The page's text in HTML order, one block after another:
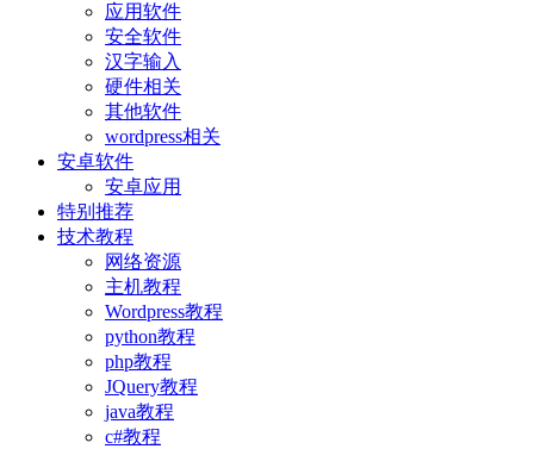
应用软件
安全软件
汉字输入
硬件相关
其他软件
wordpress相关
安卓软件
安卓应用
特别推荐
技术教程
网络资源
主机教程
Wordpress教程
python教程
php教程
JQuery教程
java教程
c#教程